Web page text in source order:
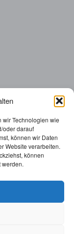
wir Technologien wie
oder darauf
können wir Daten
Website verarbeiten.
können
werden.
– Freitag von